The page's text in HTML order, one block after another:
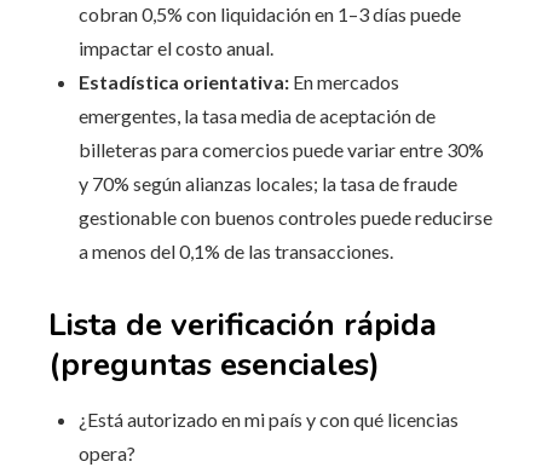
cobran 0,5% con liquidación en 1–3 días puede
impactar el costo anual.
Estadística orientativa: En mercados
emergentes, la tasa media de aceptación de
billeteras para comercios puede variar entre 30%
y 70% según alianzas locales; la tasa de fraude
gestionable con buenos controles puede reducirse
a menos del 0,1% de las transacciones.
Lista de verificación rápida
(preguntas esenciales)
¿Está autorizado en mi país y con qué licencias
opera?